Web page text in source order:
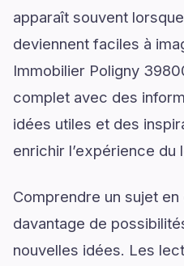
apparaît souvent
deviennent faciles à
Immobilier Poligny
complet avec des
idées utiles et des
enrichir l’expérience du
Comprendre un sujet
davantage de
nouvelles idées. Les